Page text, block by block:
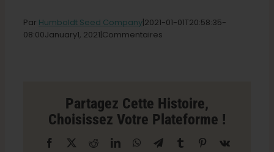
Par Humboldt Seed Company|2021-01-01T20:58:35-
08:00January1, 2021|Commentaires
Auburn
Partagez Cette Histoire,
Choisissez Votre Plateforme !
Facebook RedditLinkedInWhatsAppTélégramme
Tumblr Pinterest
Vk